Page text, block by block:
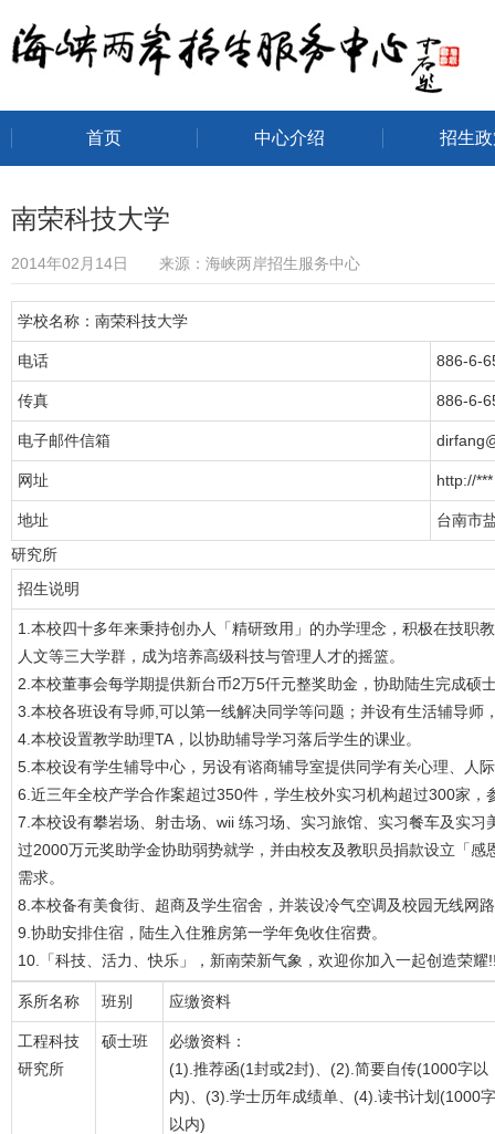
海峡两岸招生服务中心
首页 中心介绍 招生
南荣科技大学
2014年02月14日 来源：海峡两岸招生服务中心
学校名称：南荣科技大学
电话 886-6-
传真 886-6-
电子邮件信箱
网址 http://***
地址
台南市
研究所
招生说明
1.本校四十多年来秉持创办人「精研致用」的办学理念，积极在技职
人文等三大学群，成为培养高级科技与管理人才的摇篮。
2.本校董事会每学期提供新台币2万5仟元整奖助金，协助陆生完成硕
3.本校各班设有导师,可以第一线解决同学等问题；并设有生活辅导师
4.本校设置教学助理TA，以协助辅导学习落后学生的课业。
5.本校设有学生辅导中心，另设有谘商辅导室提供同学有关心理、人
6.近三年全校产学合作案超过350件，学生校外实习机构超过300家
7.本校设有攀岩场、射击场、wii 练习场、实习旅馆、实习餐车及实
过2000万元奖助学金协助弱势就学，并由校友及教职员捐款设立「
需求。
8.本校备有美食街、超商及学生宿舍，并装设冷气空调及校园无线网
9.协助安排住宿，陆生入住雅房第一学年免收住宿费。
10.「科技、活力、快乐」，新南荣新气象，欢迎你加入一起创造荣耀
系所名称 班别 应缴资料
工程科技
研究所
硕士班
必缴资料：
(1).推荐函(1封或2封)、(2).简要自传(1000字以
内)、(3).学士历年成绩单、(4).读书计划(1000字
以内)